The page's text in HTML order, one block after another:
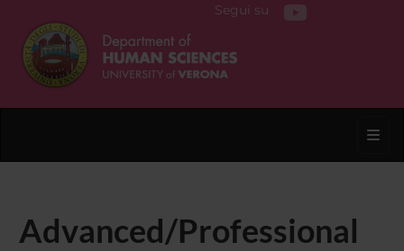
Segui su
Advanced/Professional